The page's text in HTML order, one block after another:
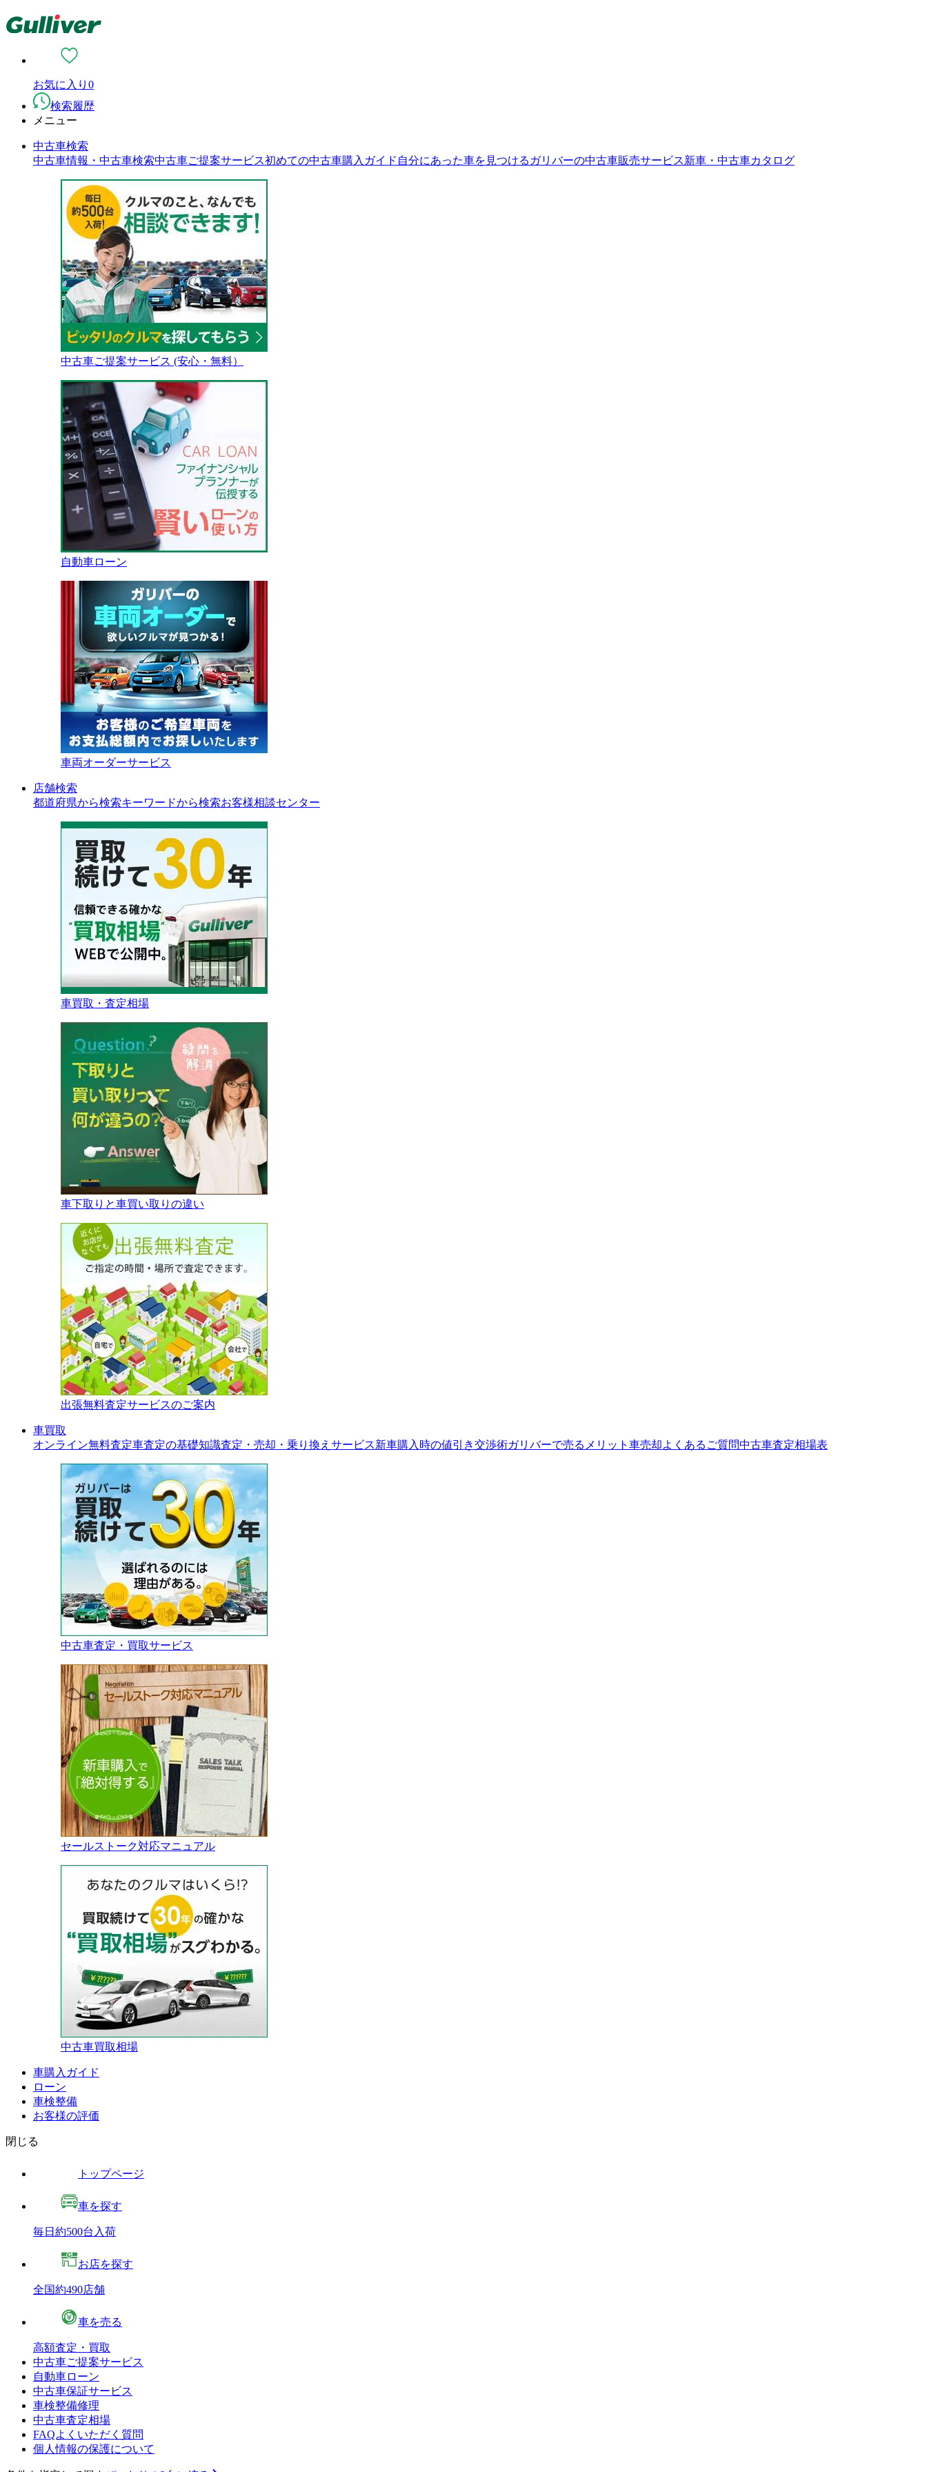
お気に入り 0
検索履歴
メニュー
中古車検索
中古車情報・中古車検索中古車ご提案サービス初めての中古車購入ガイド 自分にあった車を見つける ガリバーの中古車販売サービス新車・中古車カタログ
中古車ご提案サービス (安心・無料）
自動車ローン
車両オーダーサービス
店舗検索
都道府県から検索キーワードから検索お客様相談センター
車買取・査定相場
車下取りと車買い取りの違い
出張無料査定サービスのご案内
車買取
オンライン無料査定車査定の基礎知識査定・売却・乗り換えサービス新車購入時の値引き交渉術ガリバーで売るメリット 車売却よくあるご質問中古車査定相場表
中古車査定・買取サービス
セールストーク対応マニュアル
中古車買取相場
車購入ガイド
ローン
車検整備
お客様の評価
閉じる
トップページ
車を探す
毎日約500台入荷
お店を探す
全国約490店舗
車を売る
高額査定・買取
中古車ご提案サービス
自動車ローン
中古車保証サービス
車検整備修理
中古車査定相場
FAQよくいただく質問
個人情報の保護について